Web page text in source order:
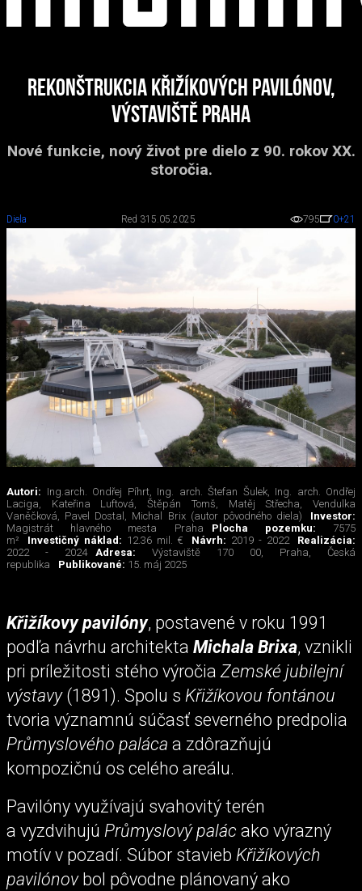
Rekonštrukcia Křižíkových pavilónov,
Výstaviště Praha
Nové funkcie, nový život pre dielo z 90. rokov XX.
storočia.
Diela Red 315.05.2025 795 0+21
Autori: Ing.arch. Ondřej Píhrt, Ing. arch. Štefan Šulek, Ing. arch. Ondřej
Laciga, Kateřina Luftová, Štěpán Tomš, Matěj Střecha, Vendulka
Vaněčková, Pavel Dostal, Michal Brix (autor pôvodného diela)
Investor:
Magistrát hlavného mesta Praha
Plocha pozemku: 7575
m²
Investičný náklad: 12.36 mil. € Návrh: 2019 - 2022
Realizácia:
2022 - 2024
Adresa: Výstaviště 170 00, Praha, Česká
republika
Publikované: 15. máj 2025
Křižíkovy pavilóny, postavené v roku 1991
podľa návrhu architekta Michala Brixa, vznikli
pri príležitosti stého výročiaZemské jubilejní
výstavy(1891). Spolu s Křižíkovou fontánou
tvoria významnú súčasť severného predpolia
Průmyslového paláca a zdôrazňujú
kompozičnú os celého areálu.
Pavilóny využívajú svahovitý terén
a vyzdvihujú Průmyslový palác ako výrazný
motív v pozadí. Súbor stavieb Křižíkových
pavilónovbol pôvodne plánovaný ako